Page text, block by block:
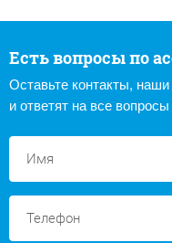
Есть вопросы по
Оставьте контакты,
и ответят на все вопросы